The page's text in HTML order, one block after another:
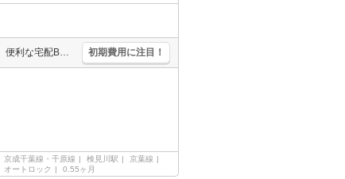
TVインターホン付き。独立洗面台。礼金0・敷金0。インターネット無料。便利な宅配BOX。築浅。クローゼット付。駅近。オートロック。 初期費用に注目！
京成千葉線・千原線 検見川駅
京葉線
オートロック 0.55ヶ月